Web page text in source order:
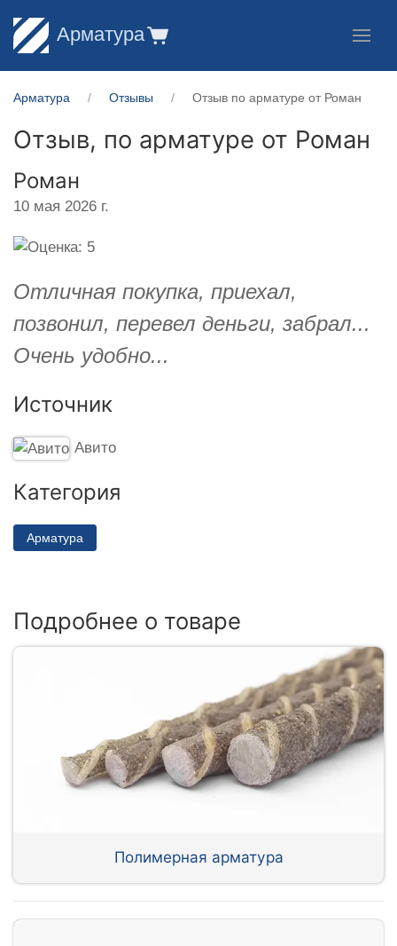
Арматура
Арматура Отзывы Отзыв по арматуре от Роман
Отзыв, по арматуре от Роман
Роман
10 мая 2026 г.
Отличная покупка, приехал,
позвонил, перевел деньги, забрал...
Очень удобно...
Источник
Авито
Категория
Арматура
Подробнее о товаре
Полимерная арматура